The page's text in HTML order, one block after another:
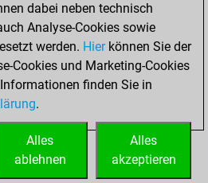
0
dabei neben technisch
Analyse-Cookies sowie
werden. Hierkönnen Sie der
Cookies und Marketing-Cookies
finden Sie in
.
Alles
akzeptieren
Alles
ablehnen